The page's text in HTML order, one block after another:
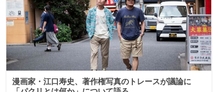
漫画家・江口寿史、著作権写真のトレースが議論に